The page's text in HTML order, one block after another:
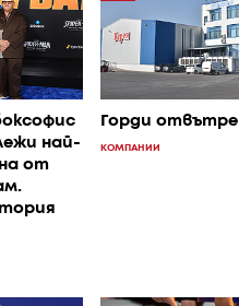
най-
от
Горди отвътре
КОМПАНИИ